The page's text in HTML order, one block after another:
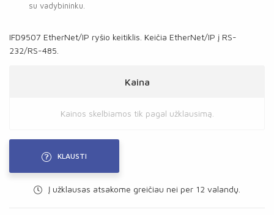
su vadybininku.
IFD9507 EtherNet/IP ryšio keitiklis. Keičia EtherNet/IP į RS-
232/RS-485.
Kaina
Kainos skelbiamos tik pagal užklausimą.
KLAUSTI
Į užklausas atsakome greičiau nei per 12 valandų.